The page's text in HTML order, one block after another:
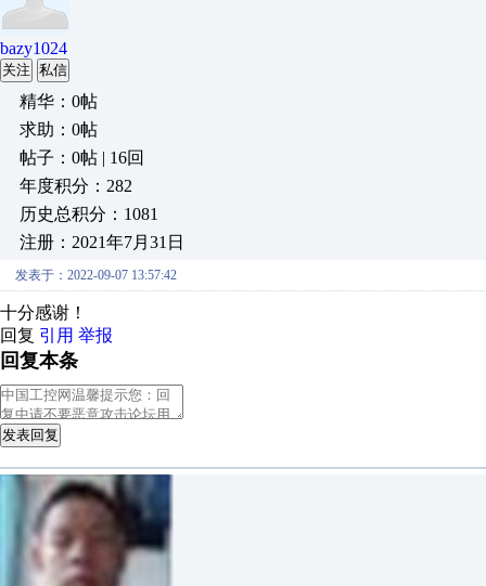
bazy1024
关注 私信
精华：0帖
求助：0帖
帖子：0帖 | 16回
年度积分：282
历史总积分：1081
注册：2021年7月31日
发表于：2022-09-07 13:57:42
十分感谢！
回复 引用 举报
回复本条
发表回复